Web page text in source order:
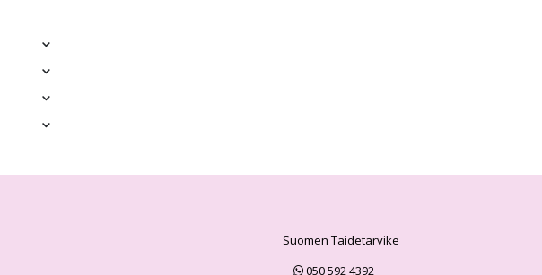
Suomen Taidetarvike
050 592 4392